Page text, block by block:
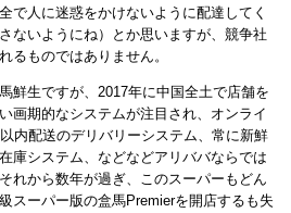
で人に迷惑をかけないように配達してく
ないようにね）とか思いますが、競争社
るものではありません。
鮮生ですが、2017年に中国全土で店舗を
画期的なシステムが注目され、オンライ
内配送のデリバリーシステム、常に新鮮
庫システム、などなどアリババならでは
れから数年が過ぎ、このスーパーもどん
スーパー版の盒馬Premierを開店するも失